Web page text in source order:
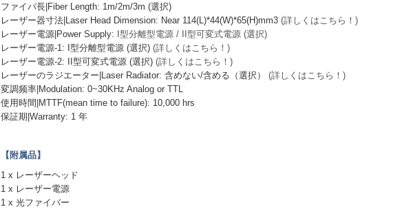
ファイバ長|Fiber Length: 1m/2m/3m (選択)
レーザー器寸法|Laser Head Dimension: Near 114(L)*44(W)*65(H)mm3(詳しくはこちら！)
レーザー電源|Power Supply: I型分離型電源 / II型可変式電源 (選択)
レーザー電源-1: I型分離型電源 (選択)(詳しくはこちら！)
レーザー電源-2: II型可変式電源 (選択)(詳しくはこちら！)
レーザーのラジエーター|Laser Radiator: 含めない/含める（選択）(詳しくはこちら！)
変調频率|Modulation: 0~30KHz Analog or TTL
使用時間|MTTF(mean time to failure): 10,000 hrs
保証期|Warranty: 1 年
【附属品】
1 x レーザーヘッド
1 x レーザー電源
1 x 光ファイバー